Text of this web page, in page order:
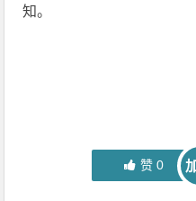
知。
赞 0